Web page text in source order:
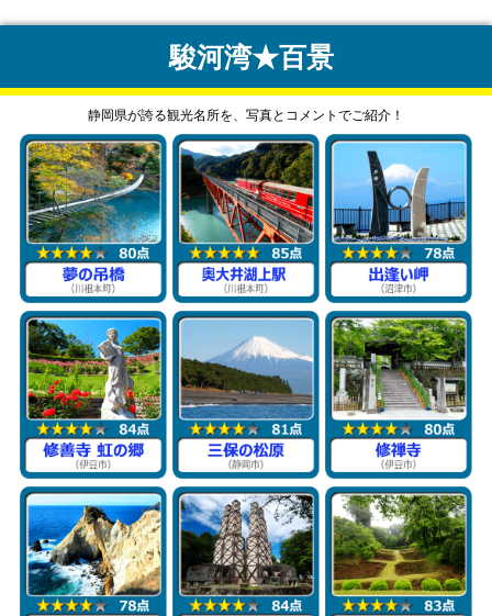
駿河湾★百景
静岡県が誇る観光名所を、写真とコメントでご紹介！